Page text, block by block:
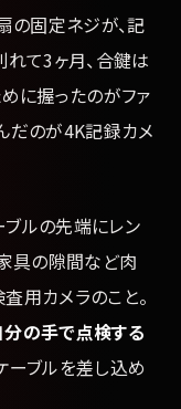
の固定ネジが、記
れて3ヶ月、合鍵は
に握ったのがファ
だのが4K記録カメ
ルの先端にレン
具の隙間など肉
用カメラのこと。
の手で点検する
ーブルを差し込め